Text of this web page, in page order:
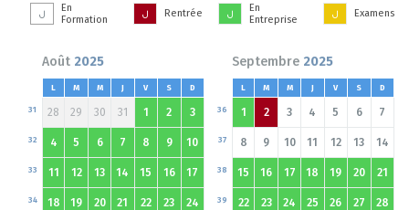
En
Formation
Rentrée
En
Entreprise
Examens
Août 2025
L M M J V S D
28
31 29 30 31 1 2 3
4
32 5 6 7 8 9 10
11
33 12 13 14 15 16 17
18
34 19 20 21 22 23 24
Septembre 2025
L M M J V S D
1
36 2 3 4 5 6 7
8
37 9 10 11 12 13 14
15
38 16 17 18 19 20 21
22
39 23 24 25 26 27 28